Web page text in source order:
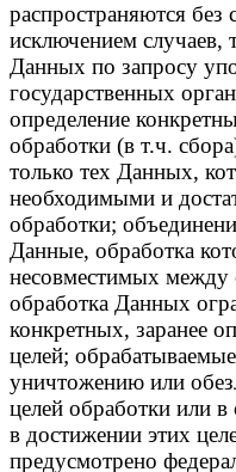
распространяются без
исключением
Данных по запросу
государственных
определение
обработки (в т.ч.
только тех Данных,
необходимыми и
обработки;
Данные, обработка
несовместимых между
обработка Данных
конкретных, заранее
целей;
уничтожению или
целей обработки или
в достижении этих
предусмотрено